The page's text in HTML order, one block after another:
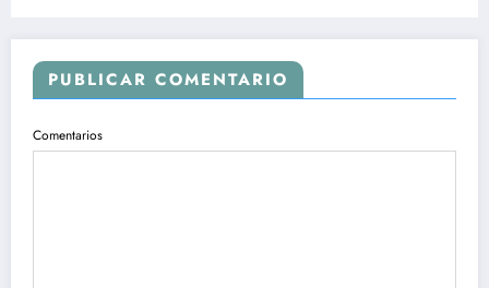
PUBLICAR COMENTARIO
Comentarios